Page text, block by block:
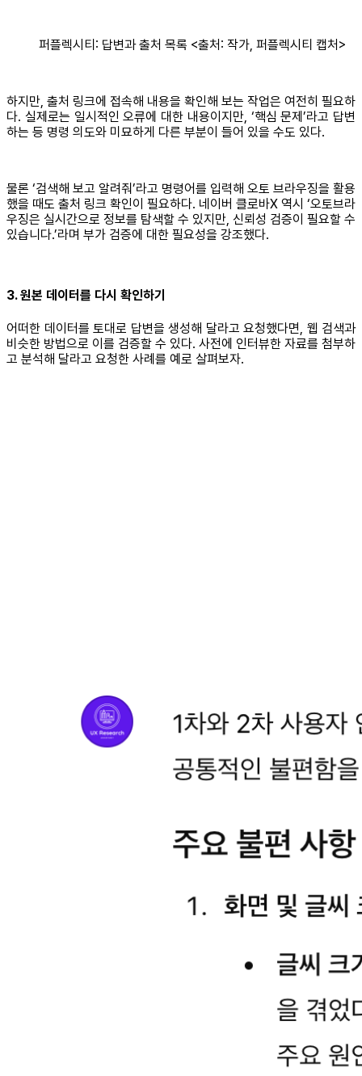
퍼플렉시티: 답변과 출처 목록 <출처: 작가, 퍼플렉시티 캡처>
하지만, 출처 링크에 접속해 내용을 확인해 보는 작업은 여전히 필요하
다. 실제로는 일시적인 오류에 대한 내용이지만, ‘핵심 문제’라고 답변
하는 등 명령 의도와 미묘하게 다른 부분이 들어 있을 수도 있다.
물론 ‘검색해 보고 알려줘’라고 명령어를 입력해 오토 브라우징을 활용
했을 때도 출처 링크 확인이 필요하다. 네이버 클로바X 역시 ‘오토브라
우징은 실시간으로 정보를 탐색할 수 있지만, 신뢰성 검증이 필요할 수
있습니다.’라며 부가 검증에 대한 필요성을 강조했다.
3. 원본 데이터를 다시 확인하기
어떠한 데이터를 토대로 답변을 생성해 달라고 요청했다면, 웹 검색과
비슷한 방법으로 이를 검증할 수 있다. 사전에 인터뷰한 자료를 첨부하
고 분석해 달라고 요청한 사례를 예로 살펴보자.